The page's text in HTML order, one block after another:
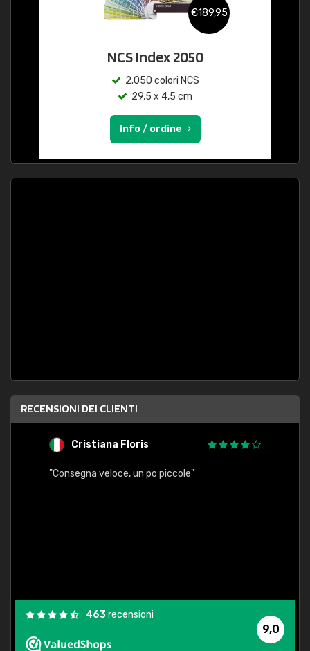
€189,95
NCS Index 2050
2.050 colori NCS
29,5 x 4,5 cm
Info / ordine
RECENSIONI DEI CLIENTI
Cristiana Floris
"Consegna veloce, un po piccole"
9,0
463recensioni